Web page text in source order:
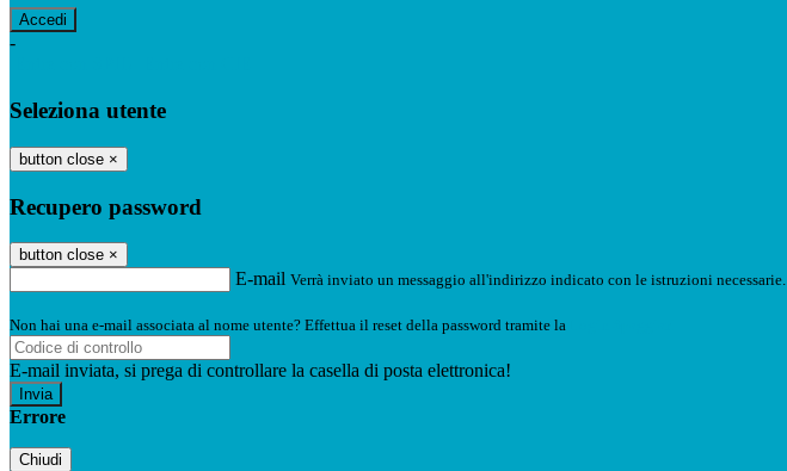
-
Seleziona utente
button close ×
Recupero password
button close ×
E-mail Verrà inviato un messaggio all'indirizzo indicato con le istruzioni necessarie.
Non hai una e-mail associata al nome utente? Effettua il reset della password tramite la
E-mail inviata, si prega di controllare la casella di posta elettronica!
Errore
Chiudi